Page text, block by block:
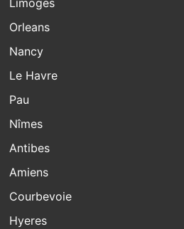
Limoges
Orleans
Nancy
Le Havre
Pau
Nîmes
Antibes
Amiens
Courbevoie
Hyeres